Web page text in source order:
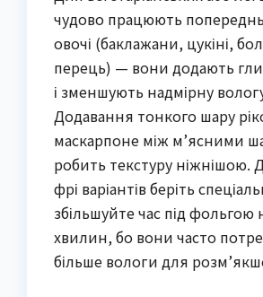
чудово працюють
овочі (баклажани, цукіні,
перець) — вони додають
і зменшують надмірну
Додавання тонкого шару
маскарпоне між м’ясними
робить текстуру ніжнішою.
фрі варіантів беріть
збільшуйте час під фольгою
хвилин, бо вони часто
більше вологи для